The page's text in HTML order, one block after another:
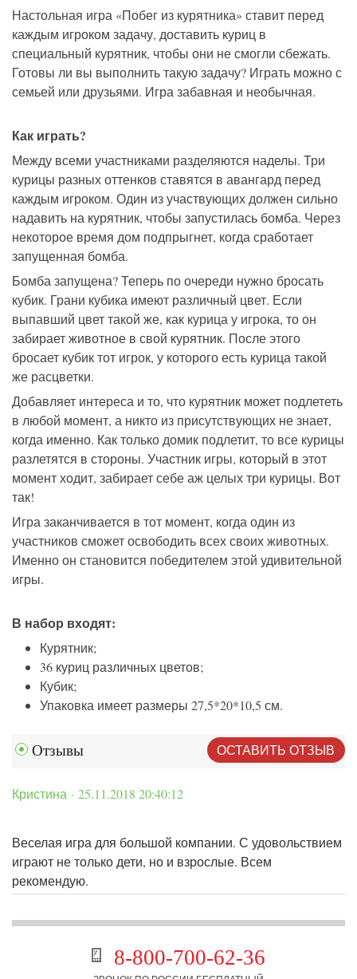
Настольная игра «Побег из курятника» ставит перед
каждым игроком задачу, доставить куриц в
специальный курятник, чтобы они не смогли сбежать.
Готовы ли вы выполнить такую задачу? Играть можно с
семьей или друзьями. Игра забавная и необычная.
Как играть?
Между всеми участниками разделяются наделы. Три
курицы разных оттенков ставятся в авангард перед
каждым игроком. Один из участвующих должен сильно
надавить на курятник, чтобы запустилась бомба. Через
некоторое время дом подпрыгнет, когда сработает
запущенная бомба.
Бомба запущена? Теперь по очереди нужно бросать
кубик. Грани кубика имеют различный цвет. Если
выпавший цвет такой же, как курица у игрока, то он
забирает животное в свой курятник. После этого
бросает кубик тот игрок, у которого есть курица такой
же расцветки.
Добавляет интереса и то, что курятник может подлететь
в любой момент, а никто из присутствующих не знает,
когда именно. Как только домик подлетит, то все курицы
разлетятся в стороны. Участник игры, который в этот
момент ходит, забирает себе аж целых три курицы. Вот
так!
Игра заканчивается в тот момент, когда один из
участников сможет освободить всех своих животных.
Именно он становится победителем этой удивительной
игры.
В набор входят:
Курятник;
36 куриц различных цветов;
Кубик;
Упаковка имеет размеры 27,5*20*10,5 см.
Отзывы ОСТАВИТЬ ОТЗЫВ
Кристина · 25.11.2018 20:40:12
Веселая игра для большой компании. С удовольствием
играют не только дети, но и взрослые. Всем
рекомендую.
8-800-700-62-36